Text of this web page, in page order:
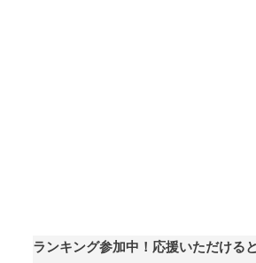
ランキング参加中！応援いただける